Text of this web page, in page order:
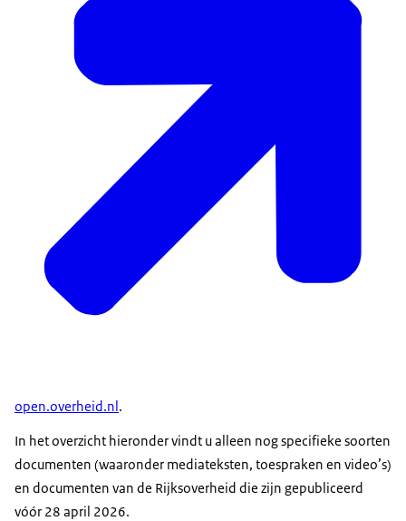
open.overheid.nl.
In het overzicht hieronder vindt u alleen nog specifieke soorten
documenten (waaronder mediateksten, toespraken en video’s)
en documenten van de Rijksoverheid die zijn gepubliceerd
vóór 28 april 2026.